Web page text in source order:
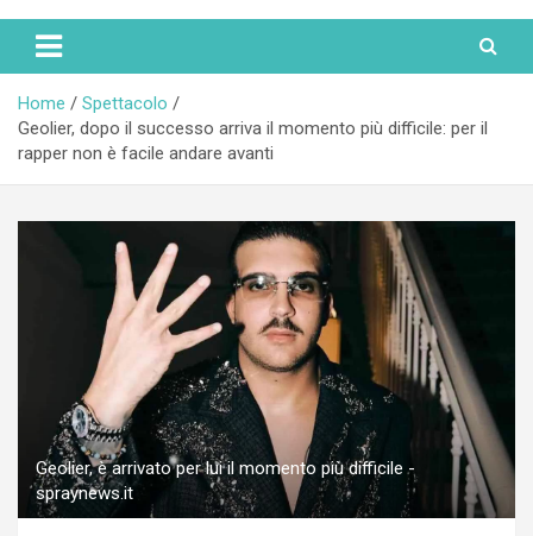
Spraynews.it
Home
Spettacolo
Geolier, dopo il successo arriva il momento più difficile: per il
rapper non è facile andare avanti
Geolier, è arrivato per lui il momento più difficile -
spraynews.it